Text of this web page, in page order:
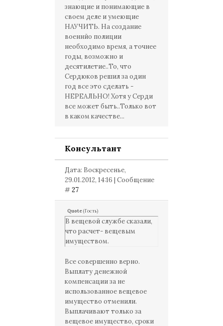
знающие и понимающие в
своем деле и умеющие
НАУЧИТЬ. На создание
военнйо полиции
необходимо время, а точнее
годы, возможно и
десятилетие..То, что
Сердюков решил за один
год все это сделать -
НЕРЕАЛЬНО! Хотя у Серди
все может быть..Только вот
в каком качестве...
Консультант
Дата: Воскресенье,
29.01.2012, 14:16 | Сообщение
#27
Quote(Гость)
В вещевой службе сказали,
что расчет- вещевым
имуществом.
Все совершенно верно.
Выплату денежной
компенсации за не
использованное вещевое
имущество отменили.
Выплачивают только за
вещевое имущество, сроки